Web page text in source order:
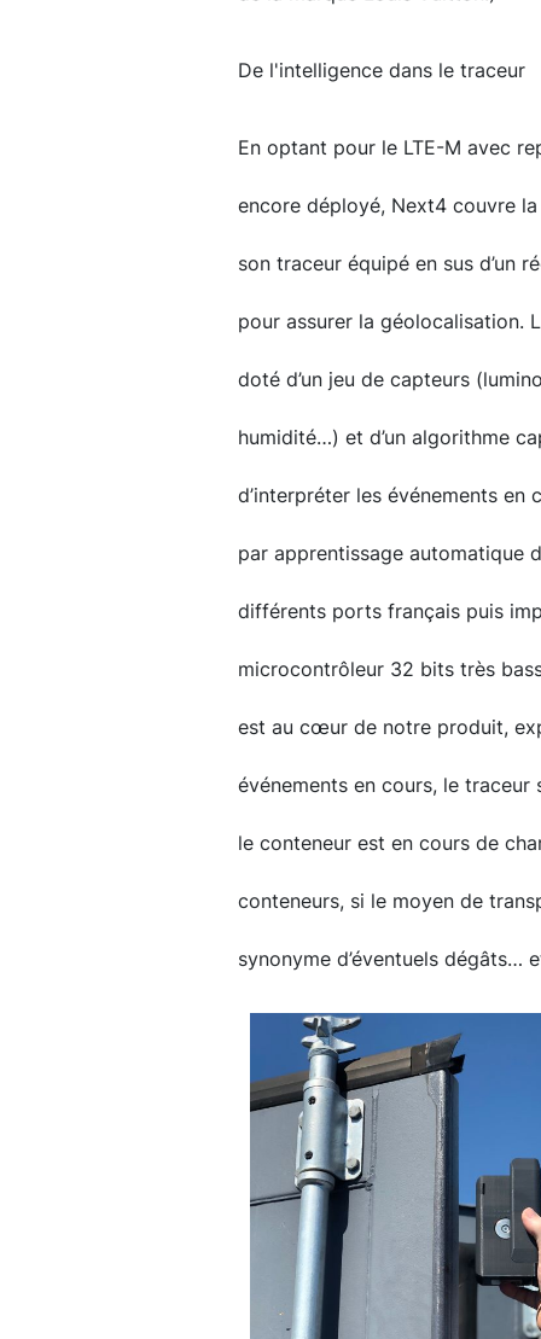
De l'intelligence dans le traceur
En optant pour le LTE-M avec
encore déployé, Next4 couvre
son traceur équipé en sus d’un
pour assurer la géolocalisation.
doté d’un jeu de capteurs
humidité…) et d’un algorithme
d’interpréter les événements en
par apprentissage automatique
différents ports français puis
microcontrôleur 32 bits très
est au cœur de notre produit,
événements en cours, le
le conteneur est en cours de
conteneurs, si le moyen de
synonyme d’éventuels dégâts…